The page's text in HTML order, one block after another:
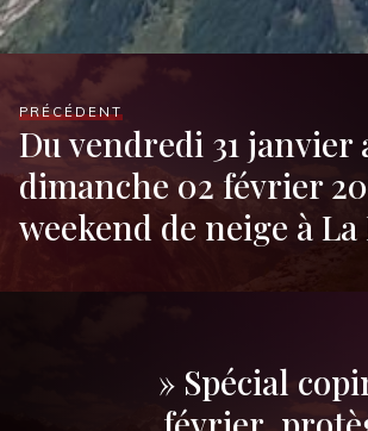
PRÉCÉDENT
Du vendredi 31 janvier
dimanche 02 février
weekend de neige à La
» Spécial